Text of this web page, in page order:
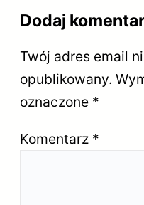
Dodaj
Twój adres email
opublikowany.
oznaczone *
Komentarz *